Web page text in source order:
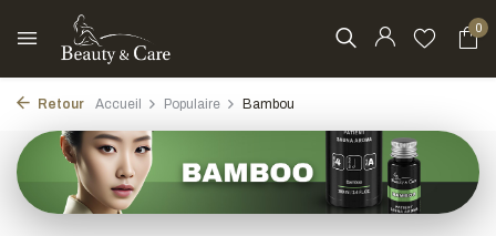
0
Retour Accueil Populaire Bambou